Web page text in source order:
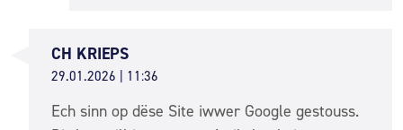
CH KRIEPS
29.01.2026 | 11:36
Ech sinn op dëse Site iwwer Google gestouss.